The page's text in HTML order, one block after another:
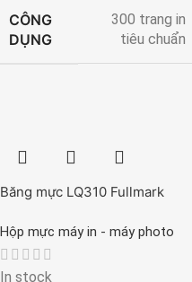
CÔNG
DỤNG
300 trang in
tiêu chuẩn
Băng mực LQ310 Fullmark
Hộp mực máy in - máy photo
In stock